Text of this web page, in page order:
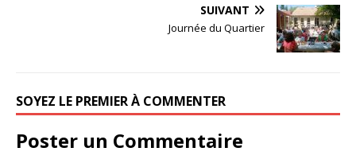
SUIVANT
Journée du Quartier
SOYEZ LE PREMIER À COMMENTER
Poster un Commentaire